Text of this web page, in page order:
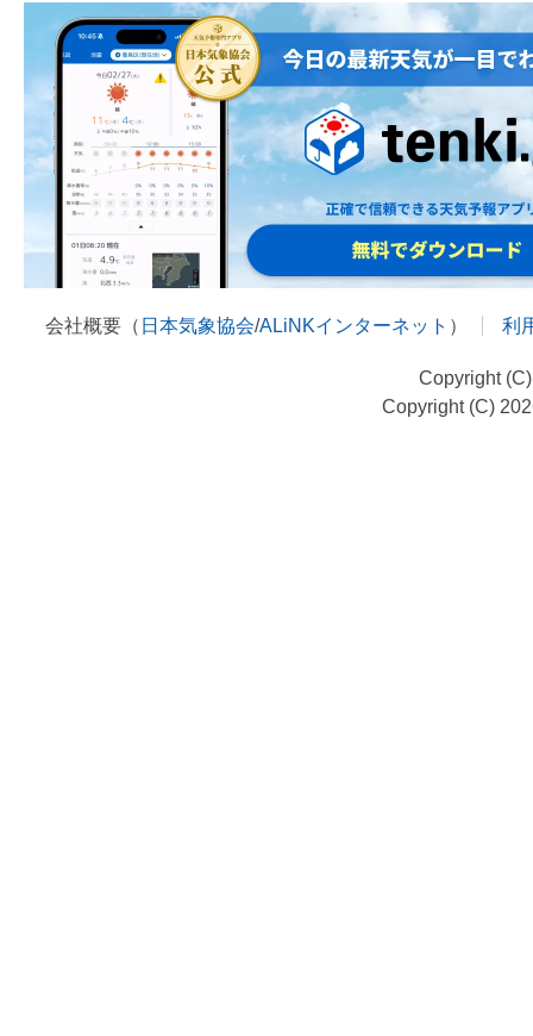
会社概要（ 日本気象協会/ALiNKインターネット ） 利
Copyright
Copyright (C)